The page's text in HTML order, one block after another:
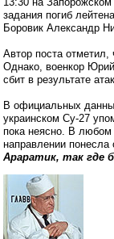
задания погиб
Боровик Александр
Автор поста отметил,
Однако, военкор Юрий
сбит в результате
В официальных
украинском Су-27
пока неясно. В любом
направлении понесла
Араратик, так где